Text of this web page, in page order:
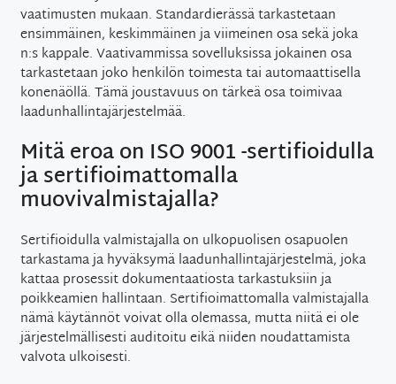
vaatimusten mukaan. Standardierässä tarkastetaan
ensimmäinen, keskimmäinen ja viimeinen osa sekä joka
n:s kappale. Vaativammissa sovelluksissa jokainen osa
tarkastetaan joko henkilön toimesta tai automaattisella
konenäöllä. Tämä joustavuus on tärkeä osa toimivaa
laadunhallintajärjestelmää.
Mitä eroa on ISO 9001 -sertifioidulla
ja sertifioimattomalla
muovivalmistajalla?
Sertifioidulla valmistajalla on ulkopuolisen osapuolen
tarkastama ja hyväksymä laadunhallintajärjestelmä, joka
kattaa prosessit dokumentaatiosta tarkastuksiin ja
poikkeamien hallintaan. Sertifioimattomalla valmistajalla
nämä käytännöt voivat olla olemassa, mutta niitä ei ole
järjestelmällisesti auditoitu eikä niiden noudattamista
valvota ulkoisesti.